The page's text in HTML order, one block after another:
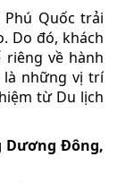
Quốc trải
Do đó, khách
về hành
là những vị trí
từ Du lịch
Dương Đông,